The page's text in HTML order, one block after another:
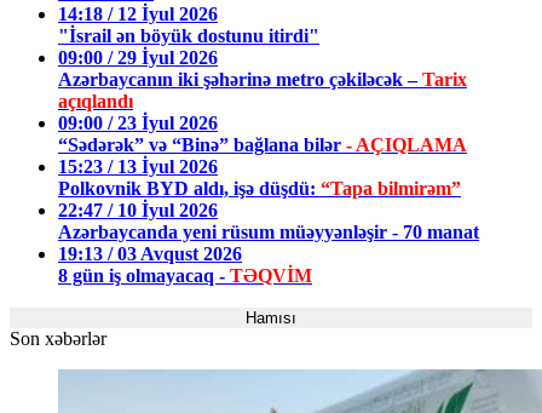
14:18 / 12 İyul 2026
"İsrail ən böyük dostunu itirdi"
09:00 / 29 İyul 2026
Azərbaycanın iki şəhərinə metro çəkiləcək –Tarix
açıqlandı
09:00 / 23 İyul 2026
“Sədərək” və “Binə” bağlana bilər - AÇIQLAMA
15:23 / 13 İyul 2026
Polkovnik BYD aldı, işə düşdü: “Tapa bilmirəm”
22:47 / 10 İyul 2026
Azərbaycanda yeni rüsum müəyyənləşir - 70 manat
19:13 / 03 Avqust 2026
8 gün iş olmayacaq - TƏQVİM
Hamısı
Son xəbərlər